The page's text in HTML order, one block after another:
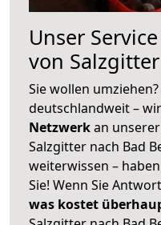
Unser
von
Sie wollen
deutschlandweit –
Netzwerkan
Salzgitter nach Bad
weiterwissen –
Sie! Wenn Sie
was kostet